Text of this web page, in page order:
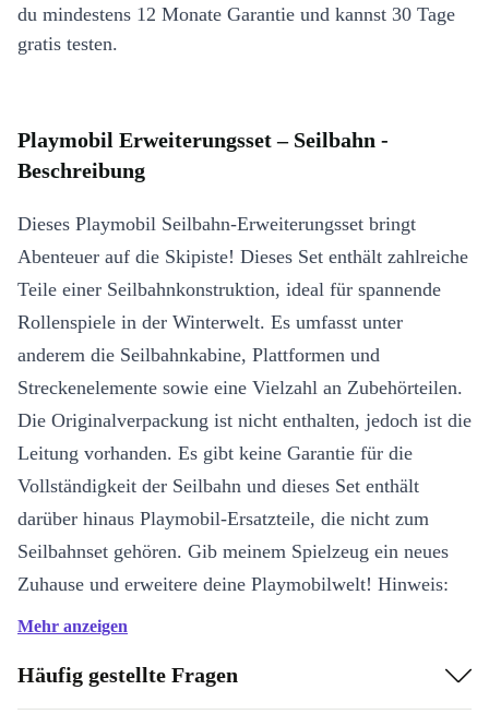
du mindestens 12 Monate Garantie und kannst 30 Tage
gratis testen.
Playmobil Erweiterungsset – Seilbahn -
Beschreibung
Dieses Playmobil Seilbahn-Erweiterungsset bringt
Abenteuer auf die Skipiste! Dieses Set enthält zahlreiche
Teile einer Seilbahnkonstruktion, ideal für spannende
Rollenspiele in der Winterwelt. Es umfasst unter
anderem die Seilbahnkabine, Plattformen und
Streckenelemente sowie eine Vielzahl an Zubehörteilen.
Die Originalverpackung ist nicht enthalten, jedoch ist die
Leitung vorhanden. Es gibt keine Garantie für die
Vollständigkeit der Seilbahn und dieses Set enthält
darüber hinaus Playmobil-Ersatzteile, die nicht zum
Seilbahnset gehören. Gib meinem Spielzeug ein neues
Zuhause und erweitere deine Playmobilwelt! Hinweis:
Enthält Kleinteile, nicht geeignet für Kinder unter 3
Was bedeutet “refurbished?”
Mehr anzeigen
Häufig gestellte Fragen